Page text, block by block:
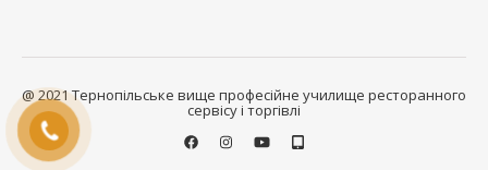
@ 2021 Тернопільське вище професійне училище ресторанного
сервісу і торгівлі